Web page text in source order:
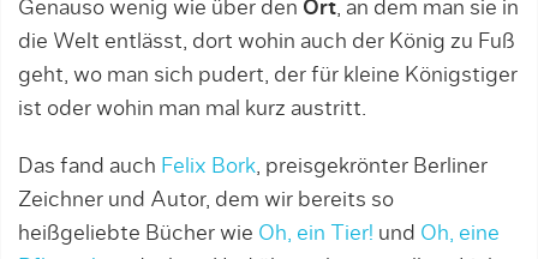
Genauso wenig wie über den Ort, an dem man sie in
die Welt entlässt, dort wohin auch der König zu Fuß
geht, wo man sich pudert, der für kleine Königstiger
ist oder wohin man mal kurz austritt.
Das fand auch Felix Bork, preisgekrönter Berliner
Zeichner und Autor, dem wir bereits so
heißgeliebte Bücher wie Oh, ein Tier! und Oh, eine